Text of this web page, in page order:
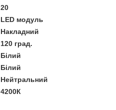
20
LED модуль
Накладний
120 град.
Білий
Білий
Нейтральний
4200К